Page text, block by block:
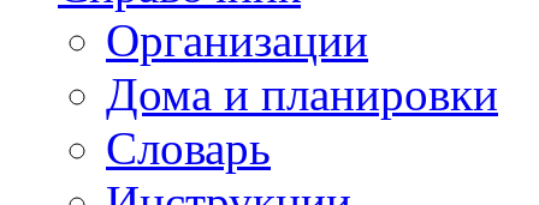
Организации
Дома и планировки
Словарь